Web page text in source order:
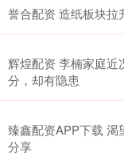
誉合配资 造纸板块拉
辉煌配资 李楠家庭近
分，却有隐患
臻鑫配资APP下载 渴
分享